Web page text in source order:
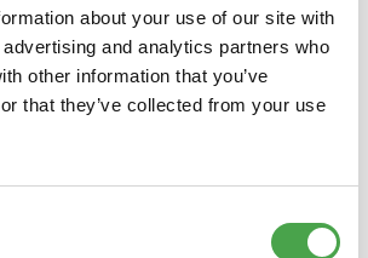
about your use of our site with
and analytics partners who
other information that you’ve
that they’ve collected from your use
Airport-Express